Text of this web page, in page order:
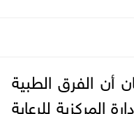
أن الفرق الطبية
المركزية للرعاية